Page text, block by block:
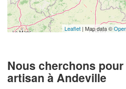
Leaflet | Map data ©
Nous cherchons
artisan à Andeville